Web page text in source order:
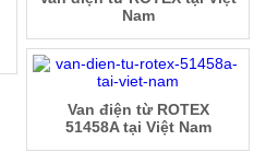
Nam
Van điện từ ROTEX
51458A tại Việt Nam